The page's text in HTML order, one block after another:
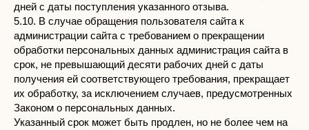
дней с даты поступления указанного отзыва.
5.10. В случае обращения пользователя сайта к
администрации сайта с требованием о прекращении
обработки персональных данных администрация сайта в
срок, не превышающий десяти рабочих дней с даты
получения ей соответствующего требования, прекращает
их обработку, за исключением случаев, предусмотренных
Законом о персональных данных.
Указанный срок может быть продлен, но не более чем на